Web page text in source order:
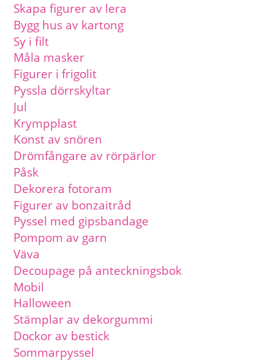
Skapa figurer av lera
Bygg hus av kartong
Sy i filt
Måla masker
Figurer i frigolit
Pyssla dörrskyltar
Jul
Krympplast
Konst av snören
Drömfångare av rörpärlor
Påsk
Dekorera fotoram
Figurer av bonzaitråd
Pyssel med gipsbandage
Pompom av garn
Väva
Decoupage på anteckningsbok
Mobil
Halloween
Stämplar av dekorgummi
Dockor av bestick
Sommarpyssel